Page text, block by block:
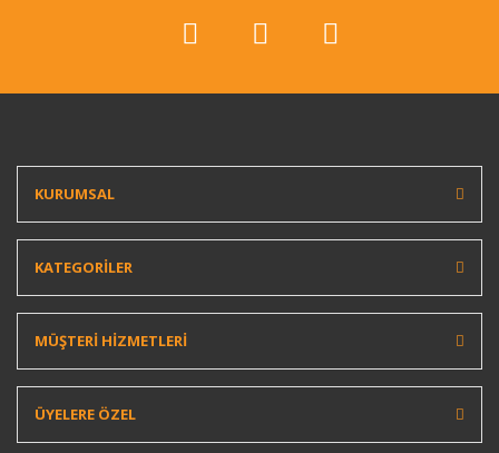
KURUMSAL
KATEGORİLER
MÜŞTERİ HİZMETLERİ
ÜYELERE ÖZEL